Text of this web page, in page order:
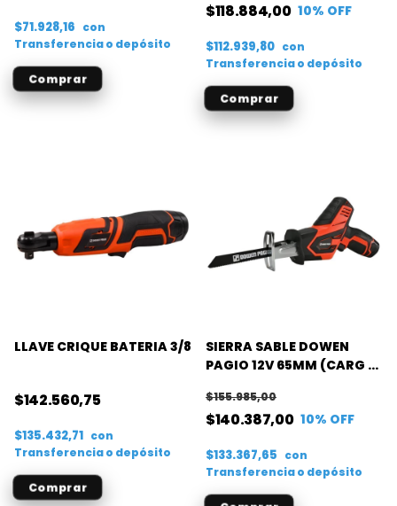
$71.928,16 con
Transferencia o depósito
$118.884,00 10% OFF
$112.939,80 con
Transferencia o depósito
LLAVE CRIQUE BATERIA 3/8
$142.560,75
$135.432,71 con
Transferencia o depósito
SIERRA SABLE DOWEN
PAGIO 12V 65MM (CARG +
$140.387,00
$155.985,00
10% OFF
$133.367,65 con
Transferencia o depósito